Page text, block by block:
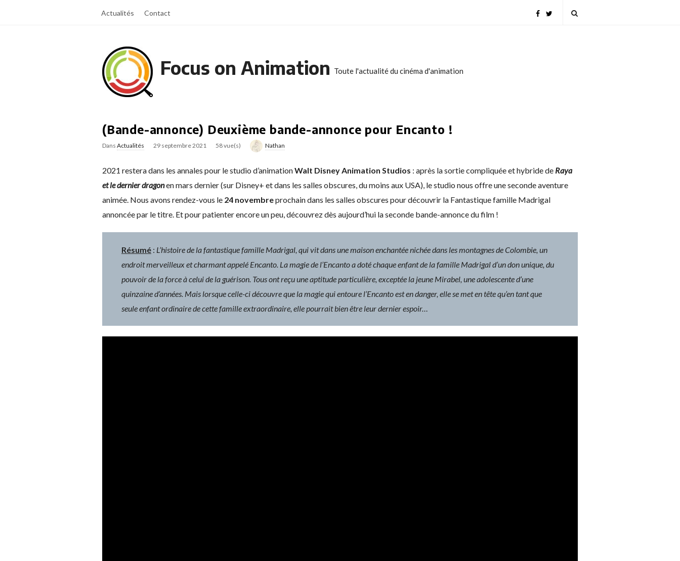
Actualités Contact
Focus on Animation Toute l'actualité du cinéma d'animation
(Bande-annonce) Deuxième bande-annonce pour Encanto !
Dans Actualités 29 septembre 2021 58 vue(s) Nathan
2021 restera dans les annales pour le studio d’animationWalt Disney Animation Studios : après la sortie compliquée et hybride de Raya
et le dernier dragonen mars dernier (sur Disney+ et dans les salles obscures, du moins aux USA), le studio nous offre une seconde aventure
animée. Nous avons rendez-vous le 24 novembreprochain dans les salles obscures pour découvrir la Fantastique famille Madrigal
annoncée par le titre. Et pour patienter encore un peu, découvrez dès aujourd’hui la seconde bande-annonce du film !
Résumé : L’histoire de la fantastique famille Madrigal, qui vit dans une maison enchantée nichée dans les montagnes de Colombie, un
endroit merveilleux et charmant appelé Encanto. La magie de l’Encanto a doté chaque enfant de la famille Madrigal d’un don unique, du
pouvoir de la force à celui de la guérison. Tous ont reçu une aptitude particulière, exceptée la jeune Mirabel, une adolescente d’une
quinzaine d’années. Mais lorsque celle-ci découvre que la magie qui entoure l’Encanto est en danger, elle se met en tête qu’en tant que
seule enfant ordinaire de cette famille extraordinaire, elle pourrait bien être leur dernier espoir…